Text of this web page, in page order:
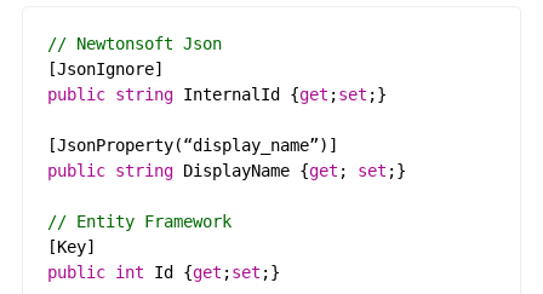
// Newtonsoft Json
[JsonIgnore]
public string InternalId {get ;set ;}
[JsonProperty(“display_name”) ]
public string DisplayName {get ; set ;}
// Entity Framework
[Key]
public int Id {get ;set ;}